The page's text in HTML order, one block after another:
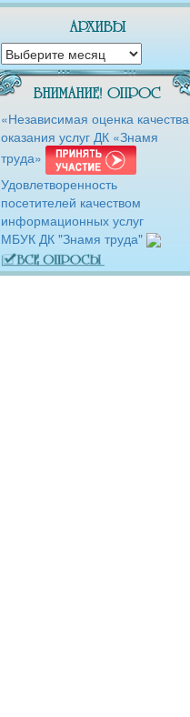
АРХИВЫ
ВНИМАНИЕ! ОПРОС
«Независимая оценка качества
оказания услуг ДК «Знамя
труда»
Удовлетворенность
посетителей качеством
информационных услуг
МБУК ДК "Знамя труда"